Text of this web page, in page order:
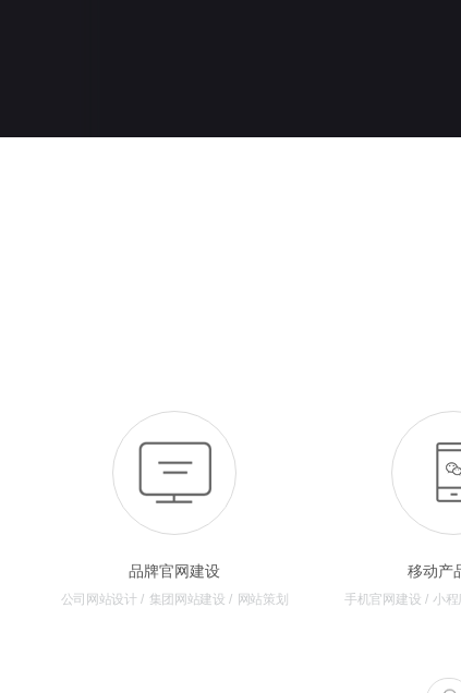
品牌官网建设
公司网站设计 / 集团网站建设 / 网站策划
移动产
手机官网建设 / 小